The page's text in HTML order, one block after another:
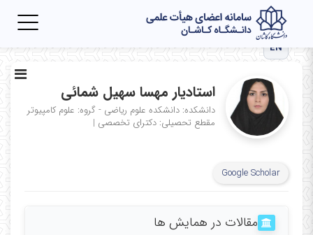
EN
استادیار مهسا سهیل شمائی
دانشکده: دانشکده علوم ریاضی - گروه: علوم کامپیوتر
مقطع تحصیلی: دکترای تخصصی |
Google Scholar
مقالات در همایش ها